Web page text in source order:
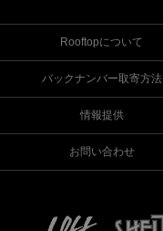
Rooftopについて
バックナンバー取寄方法
情報提供
お問い合わせ